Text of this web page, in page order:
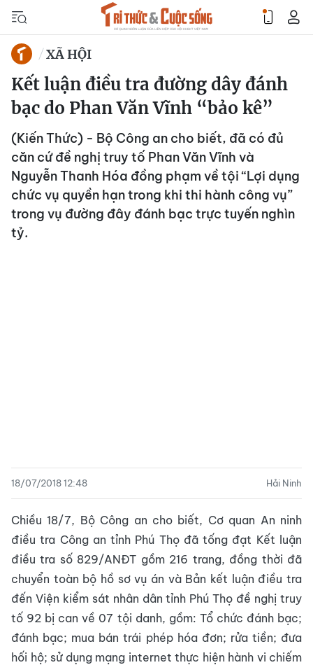
XÃ HỘI
Kết luận điều tra đường dây đánh
bạc do Phan Văn Vĩnh “bảo kê”
(Kiến Thức) - Bộ Công an cho biết, đã có đủ
căn cứ đề nghị truy tố Phan Văn Vĩnh và
Nguyễn Thanh Hóa đồng phạm về tội “Lợi dụng
chức vụ quyền hạn trong khi thi hành công vụ”
trong vụ đường đây đánh bạc trực tuyến nghìn
tỷ.
18/07/2018 12:48 Hải Ninh
Chiều 18/7, Bộ Công an cho biết, Cơ quan An ninh
điều tra Công an tỉnh Phú Thọ đã tống đạt Kết luận
điều tra số 829/ANĐT gồm 216 trang, đồng thời đã
chuyển toàn bộ hồ sơ vụ án và Bản kết luận điều tra
đến Viện kiểm sát nhân dân tỉnh Phú Thọ đề nghị truy
tố 92 bị can về 07 tội danh, gồm: Tổ chức đánh bạc;
đánh bạc; mua bán trái phép hóa đơn; rửa tiền; đưa
hối hộ; sử dụng mạng internet thực hiện hành vi chiếm